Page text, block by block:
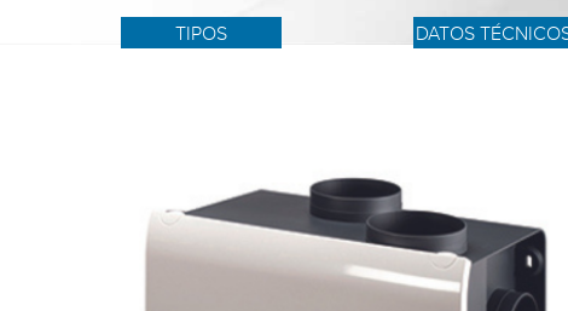
TIPOS DATOS